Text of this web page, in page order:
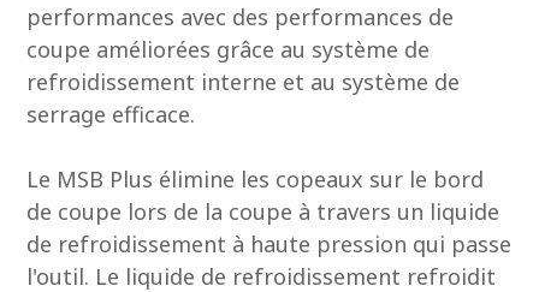
performances avec des performances de
coupe améliorées grâce au système de
refroidissement interne et au système de
serrage efficace.
Le MSB Plus élimine les copeaux sur le bord
de coupe lors de la coupe à travers un liquide
de refroidissement à haute pression qui passe
l'outil. Le liquide de refroidissement refroidit